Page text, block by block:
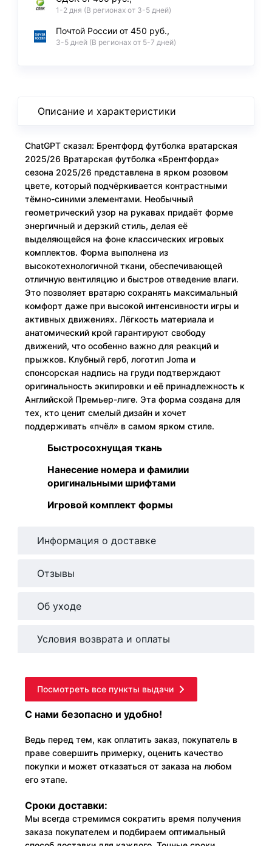
1-2 дня (В регионах от 3-5 дней)
Почтой России от 450 руб.,
3-5 дней (В регионах от 5-7 дней)
Описание и характеристики
ChatGPT сказал: Брентфорд футболка вратарская
2025/26 Вратарская футболка «Брентфорда»
сезона 2025/26 представлена в ярком розовом
цвете, который подчёркивается контрастными
тёмно-синими элементами. Необычный
геометрический узор на рукавах придаёт форме
энергичный и дерзкий стиль, делая её
выделяющейся на фоне классических игровых
комплектов. Форма выполнена из
высокотехнологичной ткани, обеспечивающей
отличную вентиляцию и быстрое отведение влаги.
Это позволяет вратарю сохранять максимальный
комфорт даже при высокой интенсивности игры и
активных движениях. Лёгкость материала и
анатомический крой гарантируют свободу
движений, что особенно важно для реакций и
прыжков. Клубный герб, логотип Joma и
спонсорская надпись на груди подтверждают
оригинальность экипировки и её принадлежность к
Английской Премьер-лиге. Эта форма создана для
тех, кто ценит смелый дизайн и хочет
поддерживать «пчёл» в самом ярком стиле.
Быстросохнущая ткань
Нанесение номера и фамилии
оригинальными шрифтами
Игровой комплект формы
Информация о доставке
Отзывы
Об уходе
Условия возврата и оплаты
Посмотреть все пункты выдачи
С нами безопасно и удобно!
Ведь перед тем, как оплатить заказ, покупатель в
праве совершить примерку, оценить качество
покупки и может отказаться от заказа на любом
его этапе.
Сроки доставки:
Мы всегда стремимся сократить время получения
заказа покупателем и подбираем оптимальный